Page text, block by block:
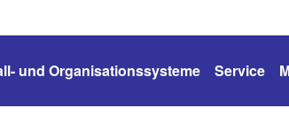
und Organisationssysteme Service